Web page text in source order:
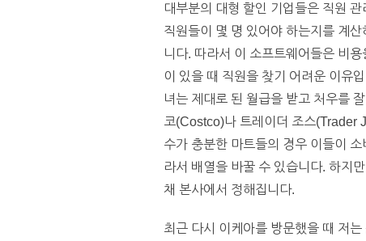
대부분의 대형 할인 기업들은 직원
직원들이 몇 명 있어야 하는지를 계
니다. 따라서 이 소프트웨어들은 비
이 있을 때 직원을 찾기 어려운 이유
녀는 제대로 된 월급을 받고 처우를
코(Costco)나 트레이더 조스(Trader
수가 충분한 마트들의 경우 이들이
라서 배열을 바꿀 수 있습니다. 하지
채 본사에서 정해집니다.
최근 다시 이케아를 방문했을 때 저